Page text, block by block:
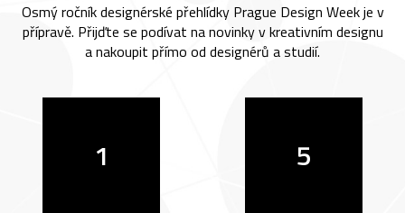
Osmý ročník designérské přehlídky Prague Design Week je v
přípravě. Přijďte se podívat na novinky v kreativním designu
a nakoupit přímo od designérů a studií.
1 5